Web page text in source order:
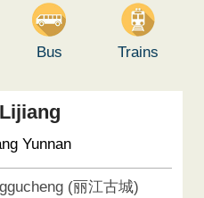
Bus Trains
Yunnan
(丽江古城)